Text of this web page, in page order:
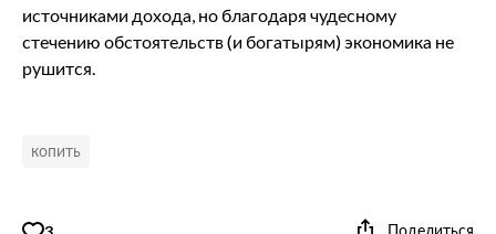
источниками дохода, но благодаря чудесному
стечению обстоятельств (и богатырям) экономика не
рушится.
копить